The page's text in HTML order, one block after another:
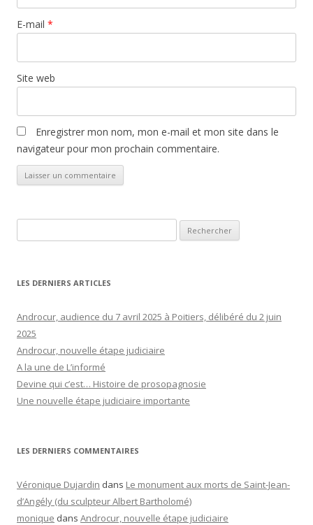
E-mail *
Site web
Enregistrer mon nom, mon e-mail et mon site dans le
navigateur pour mon prochain commentaire.
LES DERNIERS ARTICLES
Androcur, audience du 7 avril 2025 à Poitiers, délibéré du 2 juin
2025
Androcur, nouvelle étape judiciaire
A la une de L’informé
Devine qui c’est… Histoire de prosopagnosie
Une nouvelle étape judiciaire importante
LES DERNIERS COMMENTAIRES
Véronique Dujardin dans Le monument aux morts de Saint-Jean-
d’Angély (du sculpteur Albert Bartholomé)
monique dans Androcur, nouvelle étape judiciaire